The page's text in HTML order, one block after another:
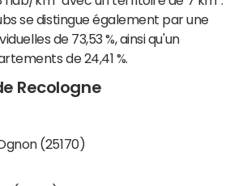
se distingue également par une
de 73,53 %, ainsi qu'un
de 24,41 %.
Recologne
(25170)